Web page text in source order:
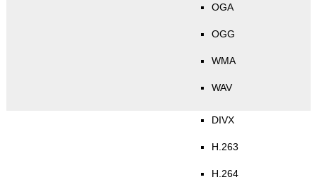
OGA
OGG
WMA
WAV
DIVX
H.263
H.264